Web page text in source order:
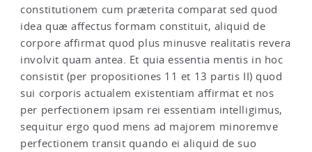
constitutionem cum præterita comparat sed quod
idea quæ affectus formam constituit, aliquid de
corpore affirmat quod plus minusve realitatis revera
involvit quam antea. Et quia essentia mentis in hoc
consistit (per propositiones 11 et 13 partis II) quod
sui corporis actualem existentiam affirmat et nos
per perfectionem ipsam rei essentiam intelligimus,
sequitur ergo quod mens ad majorem minoremve
perfectionem transit quando ei aliquid de suo